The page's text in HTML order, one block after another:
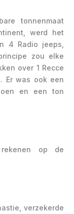
tonnenmaat
werd het
4 Radio jeeps,
zou elke
over 1 Recce
Er was ook een
en een ton
op de
verzekerde